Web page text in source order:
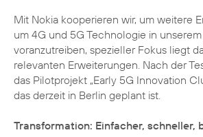
Mit Nokia kooperieren wir, um weitere
um 4G und 5G Technologie in
voranzutreiben, spezieller Fokus liegt
relevanten Erweiterungen. Nach der
das Pilotprojekt „Early 5G Innovation
das derzeit in Berlin geplant ist.
Transformation: Einfacher, schneller,